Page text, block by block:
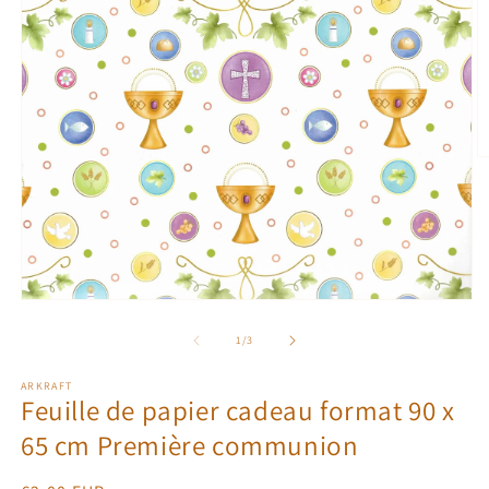
une
fenêtre
modale
1/de
3
ARKRAFT
Feuille de papier cadeau format 90 x
65 cm Première communion